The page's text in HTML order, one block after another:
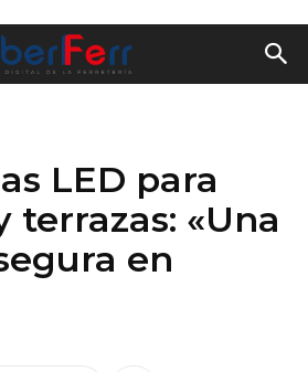
LED para
terrazas: «Una
en